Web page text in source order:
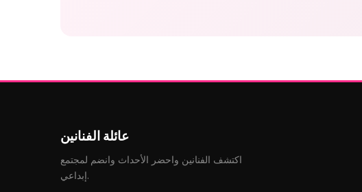
عائلة الفنانين
اكتشف الفنانين واحضر الأحداث وانضم لمجتمع
إبداعي.